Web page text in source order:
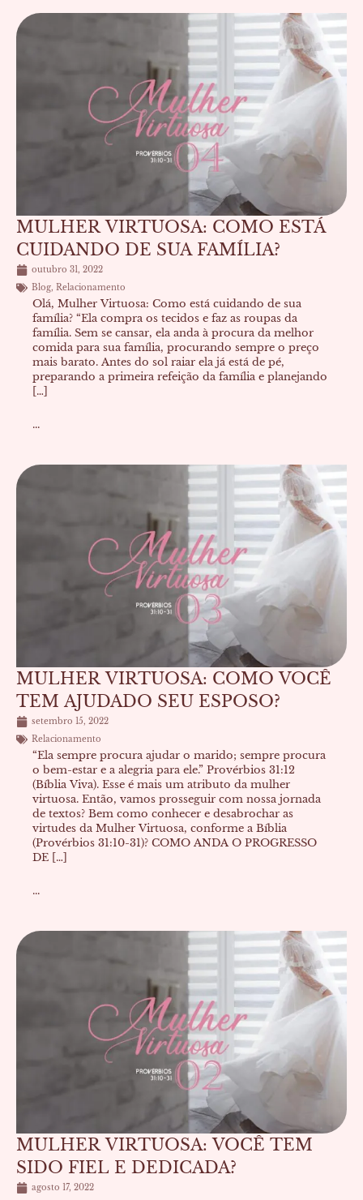
MULHER VIRTUOSA: COMO ESTÁ
CUIDANDO DE SUA FAMÍLIA?
outubro 31, 2022
Blog, Relacionamento
Olá, Mulher Virtuosa: Como está cuidando de sua
família? “Ela compra os tecidos e faz as roupas da
família. Sem se cansar, ela anda à procura da melhor
comida para sua família, procurando sempre o preço
mais barato. Antes do sol raiar ela já está de pé,
preparando a primeira refeição da família e planejando
[…]
...
MULHER VIRTUOSA: COMO VOCÊ
TEM AJUDADO SEU ESPOSO?
setembro 15, 2022
Relacionamento
“Ela sempre procura ajudar o marido; sempre procura
o bem-estar e a alegria para ele.” Provérbios 31:12
(Bíblia Viva). Esse é mais um atributo da mulher
virtuosa. Então, vamos prosseguir com nossa jornada
de textos? Bem como conhecer e desabrochar as
virtudes da Mulher Virtuosa, conforme a Bíblia
(Provérbios 31:10-31)? COMO ANDA O PROGRESSO
DE […]
...
MULHER VIRTUOSA: VOCÊ TEM
SIDO FIEL E DEDICADA?
agosto 17, 2022